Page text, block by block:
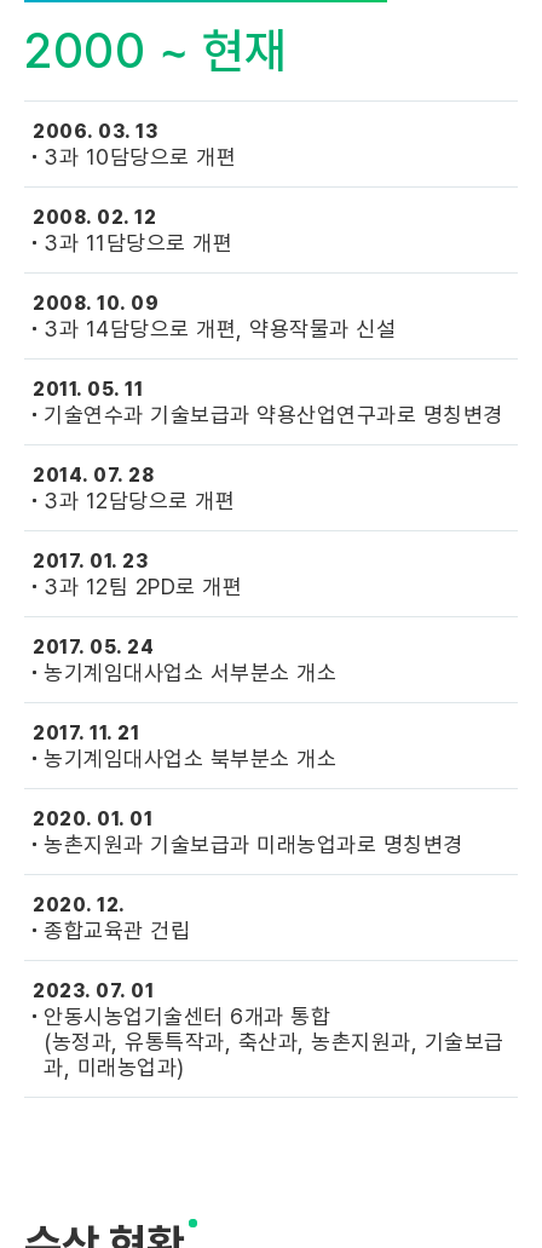
2000 ~ 현재
2006. 03. 13
3과 10담당으로 개편
2008. 02. 12
3과 11담당으로 개편
2008. 10. 09
3과 14담당으로 개편, 약용작물과 신설
2011. 05. 11
기술연수과 기술보급과 약용산업연구과로 명칭변경
2014. 07. 28
3과 12담당으로 개편
2017. 01. 23
3과 12팀 2PD로 개편
2017. 05. 24
농기계임대사업소 서부분소 개소
2017. 11. 21
농기계임대사업소 북부분소 개소
2020. 01. 01
농촌지원과 기술보급과 미래농업과로 명칭변경
2020. 12.
종합교육관 건립
2023. 07. 01
안동시농업기술센터 6개과 통합
(농정과, 유통특작과, 축산과, 농촌지원과, 기술보급
과, 미래농업과)